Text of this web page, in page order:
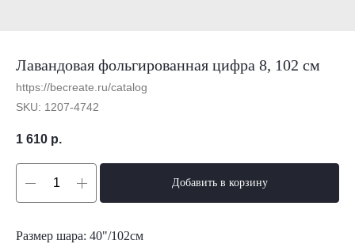
Лавандовая фольгированная цифра 8, 102 см
https://becreate.ru/catalog
SKU: 1207-4742
1 610 р.
Добавить в корзину
Размер шара: 40"/102см